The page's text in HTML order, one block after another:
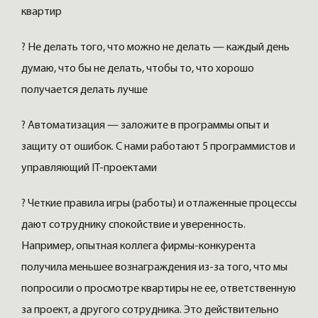
квартир
? Не делать того, что можно не делать — каждый день
думаю, что бы не делать, чтобы то, что хорошо
получается делать лучше
? Автоматизация — заложите в программы опыт и
защиту от ошибок. С нами работают 5 программистов и
управляющий IT-проектами
? Четкие правила игры (работы) и отлаженные процессы
дают сотруднику спокойствие и уверенность.
Например, опытная коллега фирмы-конкурента
получила меньшее вознаграждения из-за того, что мы
попросили о просмотре квартиры не ее, ответственную
за проект, а другого сотрудника. Это действительно